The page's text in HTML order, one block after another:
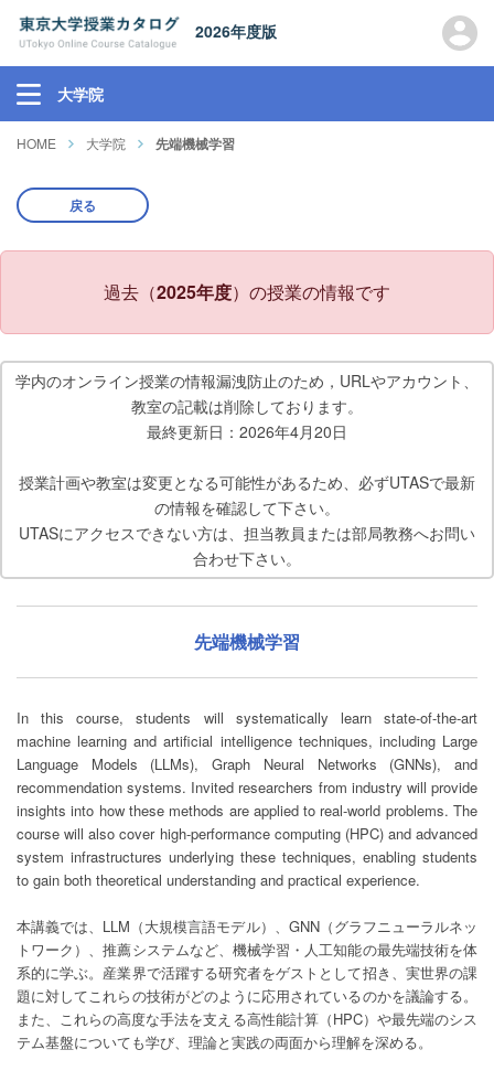
2026年度版
大学院
HOME 大学院 先端機械学習
戻る
過去（2025年度）の授業の情報です
学内のオンライン授業の情報漏洩防止のため，URLやアカウント、
教室の記載は削除しております。
最終更新日：2026年4月20日
授業計画や教室は変更となる可能性があるため、必ずUTASで最新
の情報を確認して下さい。
UTASにアクセスできない方は、担当教員または部局教務へお問い
合わせ下さい。
先端機械学習
In this course, students will systematically learn state-of-the-art
machine learning and artificial intelligence techniques, including Large
Language Models (LLMs), Graph Neural Networks (GNNs), and
recommendation systems. Invited researchers from industry will provide
insights into how these methods are applied to real-world problems. The
course will also cover high-performance computing (HPC) and advanced
system infrastructures underlying these techniques, enabling students
to gain both theoretical understanding and practical experience.
本講義では、LLM（大規模言語モデル）、GNN（グラフニューラルネッ
トワーク）、推薦システムなど、機械学習・人工知能の最先端技術を体
系的に学ぶ。産業界で活躍する研究者をゲストとして招き、実世界の課
題に対してこれらの技術がどのように応用されているのかを議論する。
また、これらの高度な手法を支える高性能計算（HPC）や最先端のシス
テム基盤についても学び、理論と実践の両面から理解を深める。